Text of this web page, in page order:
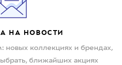
НА НОВОСТИ
новых коллекциях и брендах,
ближайших акциях